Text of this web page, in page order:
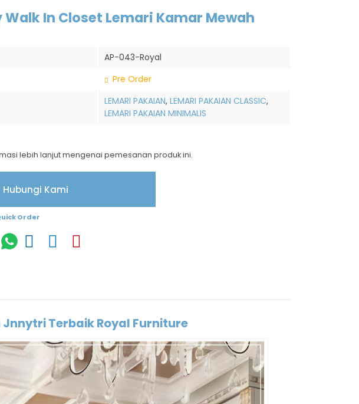
Walk In Closet Lemari Kamar Mewah
AP-043-Royal
Pre Order
LEMARI PAKAIAN, LEMARI PAKAIAN CLASSIC,
LEMARI PAKAIAN MINIMALIS
lebih lanjut mengenai pemesanan produk ini.
Hubungi Kami
Order
Terbaik Royal Furniture